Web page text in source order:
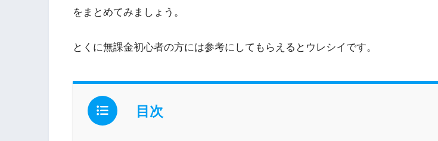
をまとめてみましょう。
とくに無課金初心者の方には参考にしてもらえるとウレシイです。
目次